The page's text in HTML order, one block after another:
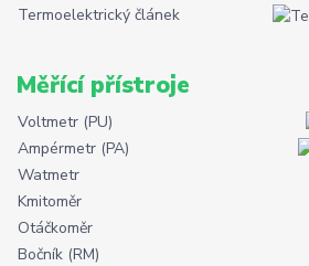
Termoelektrický článek
Měřící přístroje
Voltmetr (PU)
Ampérmetr (PA)
Watmetr
Kmitoměr
Otáčkoměr
Bočník (RM)